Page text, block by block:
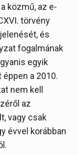
közmű, az e-
törvény
és
fogalmának
egyik
a 2010.
nem kell
az
vagy csak
évvel korábban